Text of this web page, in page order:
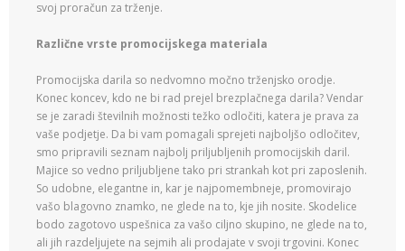
svoj proračun za trženje.
Različne vrste promocijskega materiala
Promocijska darila so nedvomno močno trženjsko orodje.
Konec koncev, kdo ne bi rad prejel brezplačnega darila? Vendar
se je zaradi številnih možnosti težko odločiti, katera je prava za
vaše podjetje. Da bi vam pomagali sprejeti najboljšo odločitev,
smo pripravili seznam najbolj priljubljenih promocijskih daril.
Majice so vedno priljubljene tako pri strankah kot pri zaposlenih.
So udobne, elegantne in, kar je najpomembneje, promovirajo
vašo blagovno znamko, ne glede na to, kje jih nosite. Skodelice
bodo zagotovo uspešnica za vašo ciljno skupino, ne glede na to,
ali jih razdeljujete na sejmih ali prodajate v svoji trgovini. Konec